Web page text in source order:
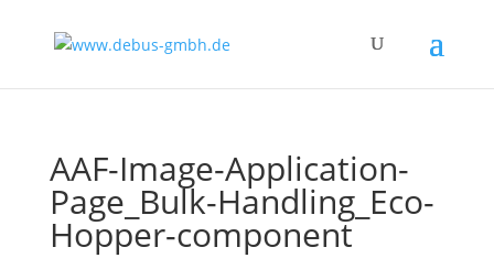
AAF-Image-Application-
Page_Bulk-Handling_Eco-
Hopper-component